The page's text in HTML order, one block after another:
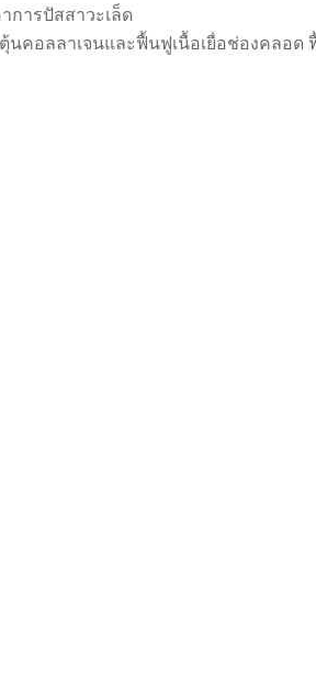
ารปัสสาวะเล็ด
ตุ้นคอลลาเจนและฟื้นฟูเนื้อเยื่อช่องคลอ